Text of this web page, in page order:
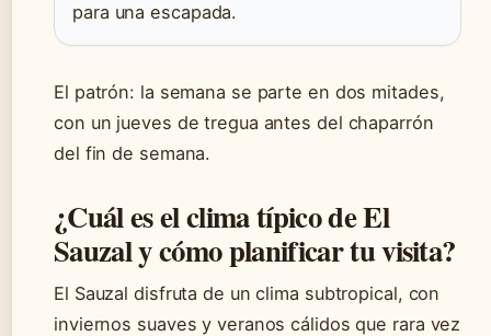
para una escapada.
El patrón: la semana se parte en dos mitades,
con un jueves de tregua antes del chaparrón
del fin de semana.
¿Cuál es el clima típico de El
Sauzal y cómo planificar tu visita?
El Sauzal disfruta de un clima subtropical, con
inviernos suaves y veranos cálidos que rara vez